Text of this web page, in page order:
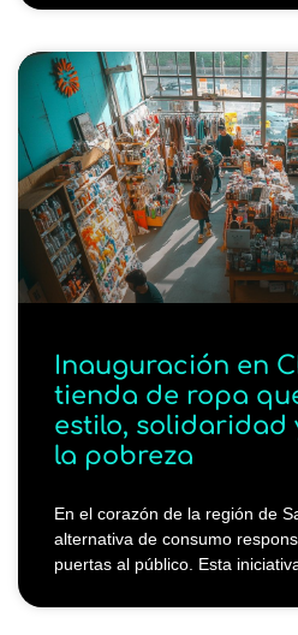
Inauguración en
tienda de ropa
estilo, solidaridad
la pobreza
En el corazón de la región de
alternativa de consumo
puertas al público. Esta